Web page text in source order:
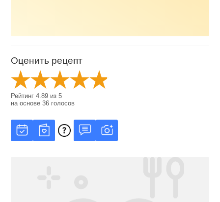
Оценить рецепт
Рейтинг4.89 из5
на основе36 голосов